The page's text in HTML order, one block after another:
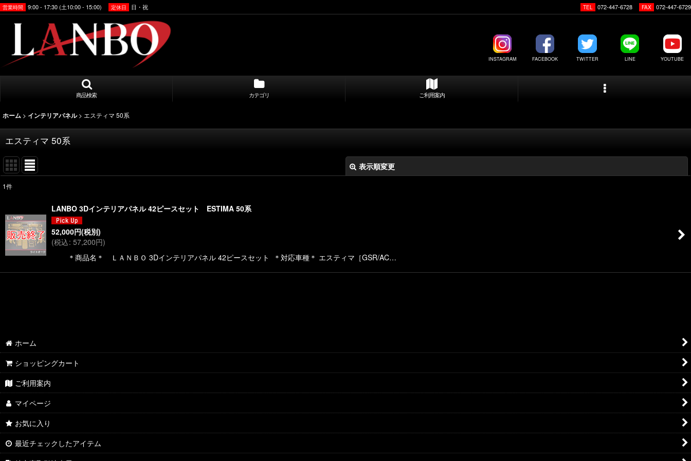
営業時間 9:00 - 17:30 (土10:00 - 15:00) 定休日 日・祝 TEL 072-447-6728 FAX 072-447-6729
INSTAGRAM FACEBOOK TWITTER LINE YOUTUBE
商品検索 カテゴリ ご利用案内
ホーム > インテリアパネル > エスティマ 50系
エスティマ 50系
表示順変更
並び順:
1件
LANBO 3Dインテリアパネル 42ピースセット ESTIMA 50系
52,000円(税別)
(税込: 57,200円)
＊商品名＊ ＬＡＮＢＯ 3Dインテリアパネル 42ピースセット ＊対応車種＊ エスティマ［GSR/AC…
ホーム
ショッピングカート
ご利用案内
マイページ
お気に入り
最近チェックしたアイテム